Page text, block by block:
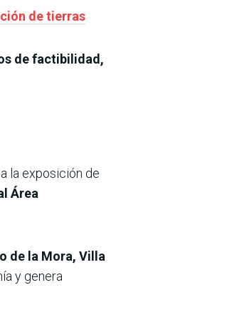
de tierras
de factibilidad,
la exposición de
Área
de la Mora, Villa
y genera